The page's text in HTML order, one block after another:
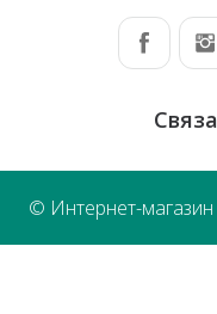
© Интернет-магазин